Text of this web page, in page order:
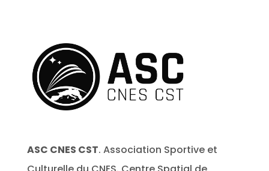
ASC CNES CST. Association Sportive et